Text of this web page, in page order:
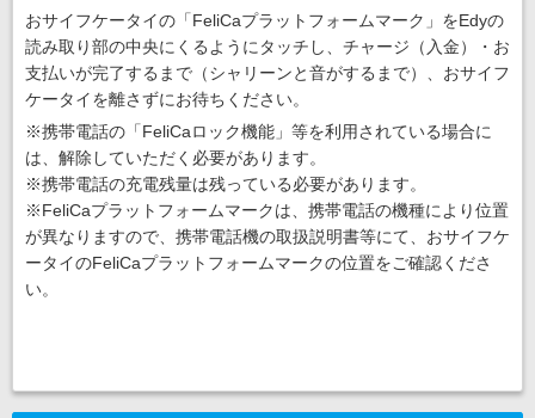
おサイフケータイの「FeliCaプラットフォームマーク」をEdyの
読み取り部の中央にくるようにタッチし、チャージ（入金）・お
支払いが完了するまで（シャリーンと音がするまで）、おサイフ
ケータイを離さずにお待ちください。
※携帯電話の「FeliCaロック機能」等を利用されている場合に
は、解除していただく必要があります。
※携帯電話の充電残量は残っている必要があります。
※FeliCaプラットフォームマークは、携帯電話の機種により位置
が異なりますので、携帯電話機の取扱説明書等にて、おサイフケ
ータイのFeliCaプラットフォームマークの位置をご確認くださ
い。